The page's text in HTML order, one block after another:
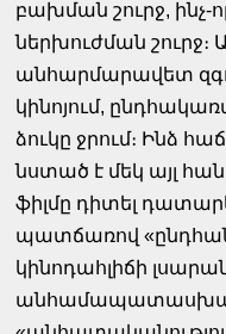
բախման շուրջ, ինչ-
ներխուժման շուրջ։
անհարմարավետ
կինոյում,
ձուկը ջրում։ Ինձ
նստած է մեկ այլ
ֆիլմը դիտել
պատճառով
կինոդահլիճի